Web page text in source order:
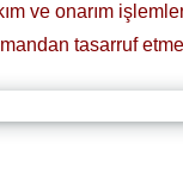
ve onarım
tasarruf